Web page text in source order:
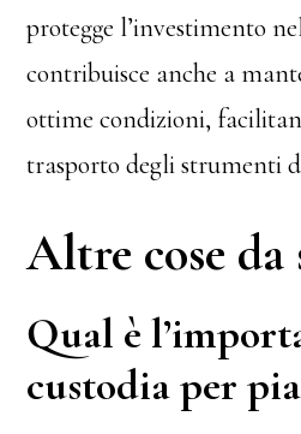
protegge l’investimento
contribuisce anche a
ottime condizioni,
trasporto degli strumenti
Altre cose da
Qual è
custodia per